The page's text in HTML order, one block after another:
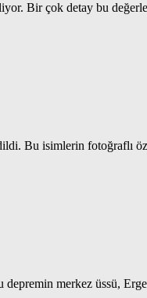
Bir çok detay bu
Bu isimlerin fotoğraflı
merkez üssü,